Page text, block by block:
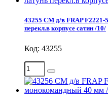
43255 СМ д/в FRAP F2221-
перекл.в корпусе сатин /10/
Код: 43255